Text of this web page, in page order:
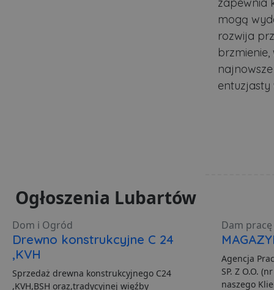
mogą
rozwija
entuzjasty
Ogłoszenia Lubartów
Dom i Ogród
Drewno konstrukcyjne C 24
,KVH
Sprzedaż drewna konstrukcyjnego C24
,KVH,BSH oraz,tradycyjnej więźby
Dam
Agencja
SP. Z O.O.
naszego
PHPSESSID
VISITOR_INFO1_LIVE
Polityce